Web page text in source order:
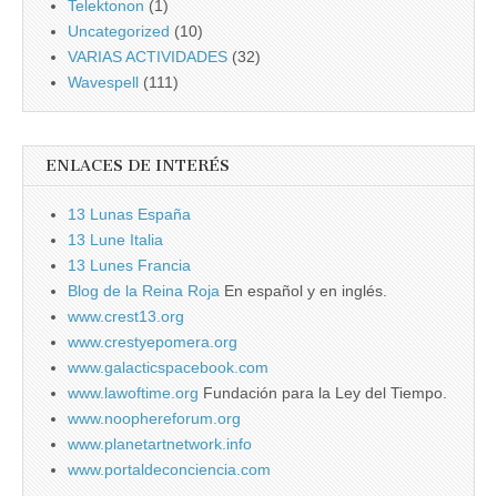
Telektonon (1)
Uncategorized (10)
VARIAS ACTIVIDADES (32)
Wavespell (111)
ENLACES DE INTERÉS
13 Lunas España
13 Lune Italia
13 Lunes Francia
Blog de la Reina Roja En español y en inglés.
www.crest13.org
www.crestyepomera.org
www.galacticspacebook.com
www.lawoftime.org Fundación para la Ley del Tiempo.
www.noophereforum.org
www.planetartnetwork.info
www.portaldeconciencia.com